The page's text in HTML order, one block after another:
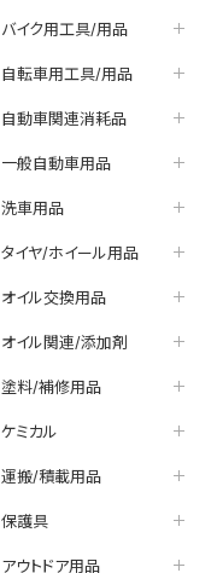
バイク用工具/用品
自転車用工具/用品
自動車関連消耗品
一般自動車用品
洗車用品
タイヤ/ホイール用品
オイル交換用品
オイル関連/添加剤
塗料/補修用品
ケミカル
運搬/積載用品
保護具
アウトドア用品